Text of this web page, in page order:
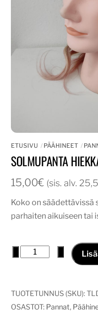
ETUSIVU PÄÄHINEET
SOLMUPANTA
15,00€ (sis. alv.
Koko on säädettävissä
parhaiten aikuiseen tai
Solmupanta
TUOTETUNNUS (SKU):
OSASTOT: Pannat,